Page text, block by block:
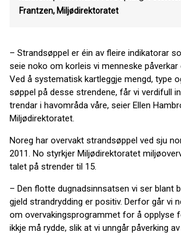
Frantzen, Miljødirektoratet
– Strandsøppel er éin av fleire indikatorar
seie noko om korleis vi menneske
Ved å systematisk kartleggje mengd, type
søppel på desse strendene, får vi verdifull
trendar i havområda våre, seier Ellen
Miljødirektoratet.
Noreg har overvakt strandsøppel ved sju
2011. No styrkjer Miljødirektoratet
talet på strender til 15.
– Den flotte dugnadsinnsatsen vi ser blant
gjeld strandrydding er positiv. Derfor går vi
om overvakingsprogrammet for å opplyse
ikkje må rydde, slik at vi unngår påverking